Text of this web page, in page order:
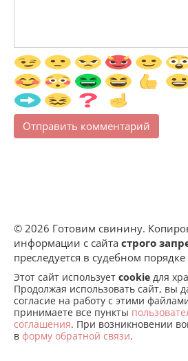
© 2026 Готовим свинину.
информации с сайта строго
преследуется в судебном порядке
Этот сайт использует cookie для
Продолжая использовать сайт, вы
согласие на работу с этими
принимаете все пункты
соглашения. При возникновении
в форму обратной связи.